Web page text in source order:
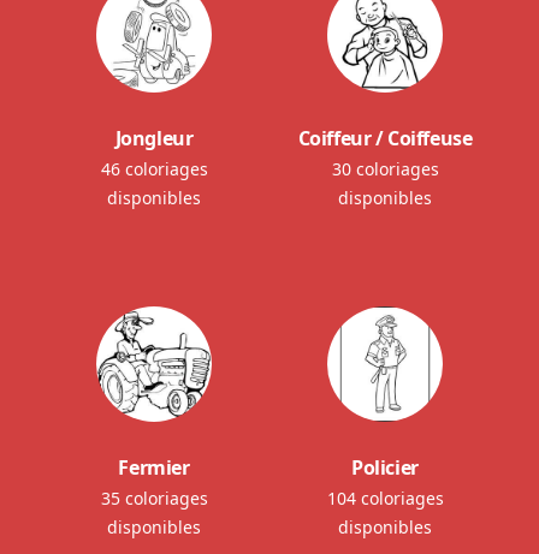
Jongleur
46 coloriages
disponibles
Coiffeur / Coiffeuse
30 coloriages
disponibles
Fermier
35 coloriages
disponibles
Policier
104 coloriages
disponibles